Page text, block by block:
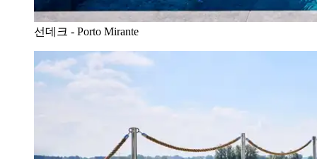
선데크 - Porto Mirante